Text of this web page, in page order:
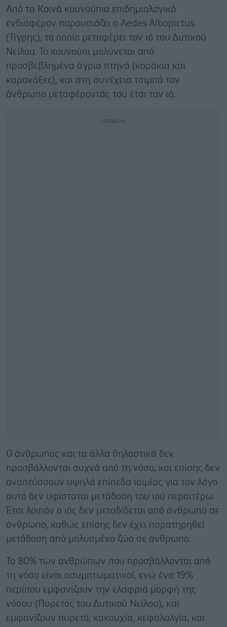
Από τα Κοινά κουνούπια επιδημιολογικό
ενδιαφέρον παρουσιάζει ο Aedes Albopictus
(Τίγρης), το οποίο μεταφέρει τον ιό του Δυτικού
Νείλου. Το κουνούπι μολύνεται από
προσβεβλημένα άγρια πτηνά (κοράκια και
καρακάξες), και στη συνέχεια τσιμπά τον
άνθρωπο μεταφέροντάς του έτσι τον ιό.
Ο άνθρωπος και τα άλλα θηλαστικά δεν
προσβάλλονται συχνά από τη νόσο, και επίσης δεν
αναπτύσσουν υψηλά επίπεδα ιαιμίας για τον λόγο
αυτό δεν υφίσταται μετάδοση του ιού περαιτέρω.
Έτσι λοιπόν ο ιός δεν μεταδίδεται από άνθρωπο σε
άνθρωπο, καθώς επίσης δεν έχει παρατηρηθεί
μετάδοση από μολυσμένο ζώο σε άνθρωπο.
Το 80% των ανθρώπων που προσβάλλονται από
τη νόσο είναι ασυμπτωματικοί, ενώ ένα 19%
περίπου εμφανίζουν την ελαφριά μορφή της
νόσου (Πυρετός του Δυτικού Νείλου), και
εμφανίζουν πυρετό, κακουχία, κεφαλαλγία, και